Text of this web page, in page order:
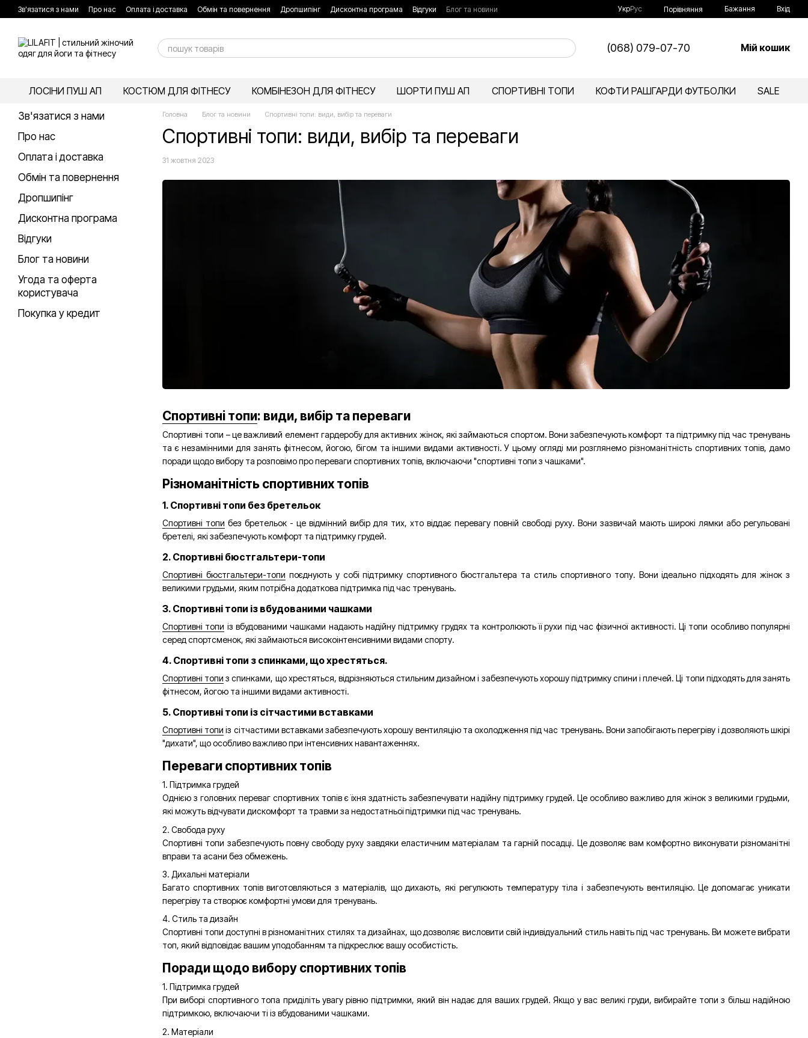
Перейти до основного контенту
Зв'язатися з нами Про нас Оплата і доставка Обмін та повернення Дропшипінг Дисконтна програма Відгуки
Блог та новини
Угода та оферта користувача
Покупка у кредит
УкрРус Порівняння Бажання Вхід
(068) 079-07-70 Мій кошик
ЛОСІНИ ПУШ АП КОСТЮМ ДЛЯ ФІТНЕСУ КОМБІНЕЗОН ДЛЯ ФІТНЕСУ ШОРТИ ПУШ АП СПОРТИВНІ ТОПИ КОФТИ РАШГАРДИ ФУТБОЛКИ SALE
Головна Блог та новини Спортивні топи: види, вибір та переваги
Спортивні топи: види, вибір та переваги
31 жовтня 2023
Спортивні топи: види, вибір та переваги
Спортивні топи – це важливий елемент гардеробу для активних жінок, які займаються спортом. Вони забезпечують комфорт та підтримку під час тренувань
та є незамінними для занять фітнесом, йогою, бігом та іншими видами активності. У цьому огляді ми розглянемо різноманітність спортивних топів, дамо
поради щодо вибору та розповімо про переваги спортивних топів, включаючи "спортивні топи з чашками".
Різноманітність спортивних топів
1. Спортивні топи без бретельок
Спортивні топи без бретельок - це відмінний вибір для тих, хто віддає перевагу повній свободі руху. Вони зазвичай мають широкі лямки або регульовані
бретелі, які забезпечують комфорт та підтримку грудей.
2. Спортивні бюстгальтери-топи
Спортивні бюстгальтери-топи поєднують у собі підтримку спортивного бюстгальтера та стиль спортивного топу. Вони ідеально підходять для жінок з
великими грудьми, яким потрібна додаткова підтримка під час тренувань.
3. Спортивні топи із вбудованими чашками
Спортивні топи із вбудованими чашками надають надійну підтримку грудях та контролюють її рухи під час фізичної активності. Ці топи особливо популярні
серед спортсменок, які займаються високоінтенсивними видами спорту.
4. Спортивні топи з спинками, що хрестяться.
Спортивні топи з спинками, що хрестяться, відрізняються стильним дизайном і забезпечують хорошу підтримку спини і плечей. Ці топи підходять для занять
фітнесом, йогою та іншими видами активності.
5. Спортивні топи із сітчастими вставками
Спортивні топи із сітчастими вставками забезпечують хорошу вентиляцію та охолодження під час тренувань. Вони запобігають перегріву і дозволяють шкірі
"дихати", що особливо важливо при інтенсивних навантаженнях.
Переваги спортивних топів
1. Підтримка грудей
Однією з головних переваг спортивних топів є їхня здатність забезпечувати надійну підтримку грудей. Це особливо важливо для жінок з великими грудьми,
які можуть відчувати дискомфорт та травми за недостатньої підтримки під час тренувань.
2. Свобода руху
Спортивні топи забезпечують повну свободу руху завдяки еластичним матеріалам та гарній посадці. Це дозволяє вам комфортно виконувати різноманітні
вправи та асани без обмежень.
3. Дихальні матеріали
Багато спортивних топів виготовляються з матеріалів, що дихають, які регулюють температуру тіла і забезпечують вентиляцію. Це допомагає уникати
перегріву та створює комфортні умови для тренувань.
4. Стиль та дизайн
Спортивні топи доступні в різноманітних стилях та дизайнах, що дозволяє висловити свій індивідуальний стиль навіть під час тренувань. Ви можете вибрати
топ, який відповідає вашим уподобанням та підкреслює вашу особистість.
Поради щодо вибору спортивних топів
1. Підтримка грудей
При виборі спортивного топа приділіть увагу рівню підтримки, який він надає для ваших грудей. Якщо у вас великі груди, вибирайте топи з більш надійною
підтримкою, включаючи ті із вбудованими чашками.
2. Матеріали
Зв'язатися з нами
Про нас
Оплата і доставка
Обмін та повернення
Дропшипінг
Дисконтна програма
Відгуки
Блог та новини
Угода та оферта
користувача
Покупка у кредит